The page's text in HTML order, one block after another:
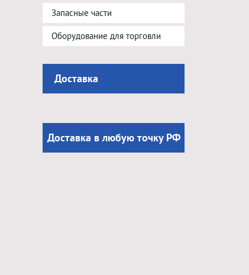
Запасные части
Оборудование для торговли
Доставка
Доставка в любую точку РФ